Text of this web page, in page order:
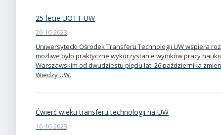
25-lecie UOTT UW
26-10-2023
Uniwersytecki Ośrodek Transferu Technologii UW wspiera
możliwe było praktyczne wykorzystanie wyników pracy
Warszawskim od dwudziestu pięciu lat. 26 października
Wiedzy UW.
Ćwierć wieku transferu technologii na UW
16-10-2023